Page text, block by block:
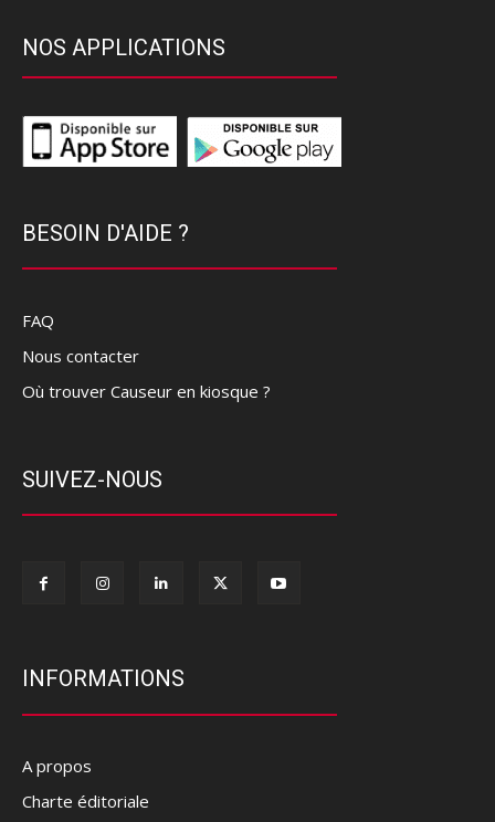
NOS APPLICATIONS
BESOIN D'AIDE ?
FAQ
Nous contacter
Où trouver Causeur en kiosque ?
SUIVEZ-NOUS
INFORMATIONS
A propos
Charte éditoriale